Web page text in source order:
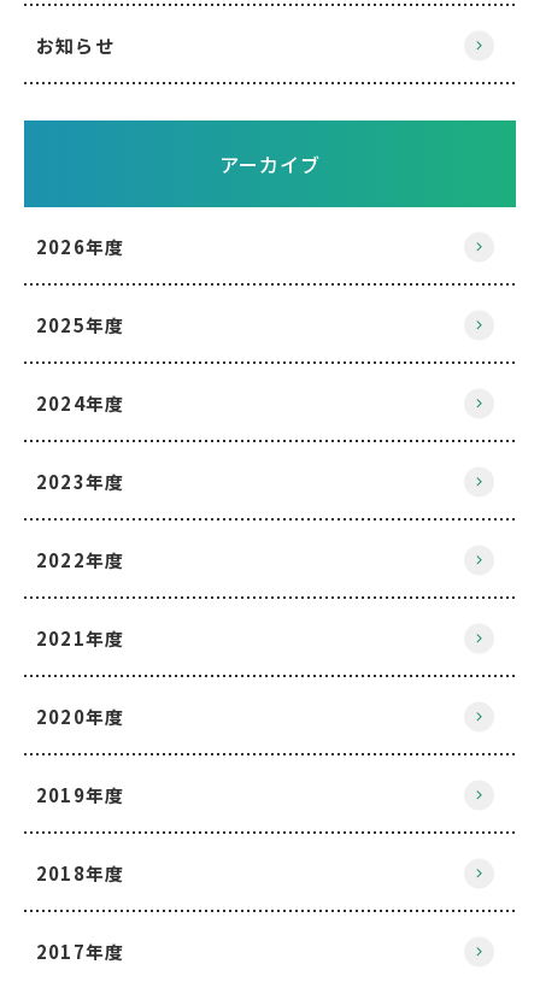
お知らせ
アーカイブ
2026年度
2025年度
2024年度
2023年度
2022年度
2021年度
2020年度
2019年度
2018年度
2017年度